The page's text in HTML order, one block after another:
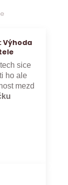
Výhoda
sice
ho ale
mezd